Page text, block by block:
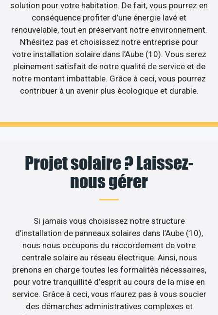
solution pour votre habitation. De fait, vous pourrez en
conséquence profiter d’une énergie lavé et
renouvelable, tout en préservant notre environnement.
N’hésitez pas et choisissez notre entreprise pour
votre installation solaire dans l’Aube (10). Vous serez
pleinement satisfait de notre qualité de service et de
notre montant imbattable. Grâce à ceci, vous pourrez
contribuer à un avenir plus écologique et durable.
Projet solaire ? Laissez-
nous gérer
Si jamais vous choisissez notre structure
d’installation de panneaux solaires dans l’Aube (10),
nous nous occupons du raccordement de votre
centrale solaire au réseau électrique. Ainsi, nous
prenons en charge toutes les formalités nécessaires,
pour votre tranquillité d’esprit au cours de la mise en
service. Grâce à ceci, vous n’aurez pas à vous soucier
des démarches administratives complexes et